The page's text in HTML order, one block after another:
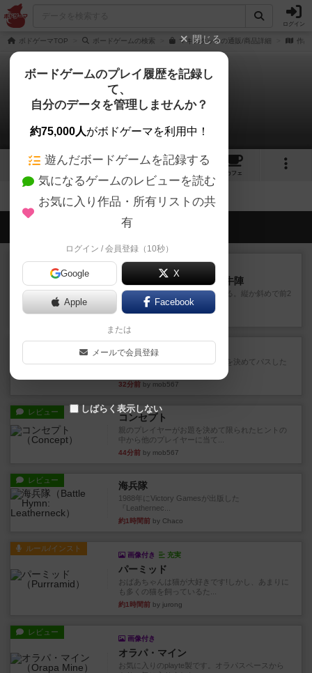
ログイン
ボドゲーマTOP ボードゲームの検索 マキスタックの通販/商品詳細 作品
マキスタック
拡張/関連作品 0件
3 1
カフェ
会員の新しい投稿
レビュー
ファイアー・ブルズ / 火牛陣
火牛を引き連れて敵を殲滅させる。縦か斜めで前2
列まで攻撃できるが、自分...
20分前by うらまこ
レビュー フリップ７
カードをめくるかパスをするかを決めてパスした
32分前 by mob567
レビュー コンセプト
親のプレイヤーがお題を決めて限られたヒントの
中から他のプレイヤーに当て...
44分前 by mob567
レビュー 海兵隊
1988年にVictory Gamesが出版した
『Leathernec...
約1時間前 by Chaco
ルール/インスト
画像付き 充実
パーミッド
おばあちゃんは猫が大好きです!しかし、あまりに
も多くの猫を飼っているた...
約1時間前 by jurong
レビュー
画像付き
オラパ・マイン
お気に入りのplayte製です。オラパスペースから
閉じる
ボードゲームのプレイ履歴を記録し
て、
自分のデータを管理しませんか？
約75,000人がボドゲーマを利用中！
遊んだボードゲームを記録する
気になるゲームのレビューを読む
お気に入り作品・所有リストの共
有
ログイン / 会員登録（10秒）
Google X
Apple Facebook
または
メールで会員登録
しばらく表示しない